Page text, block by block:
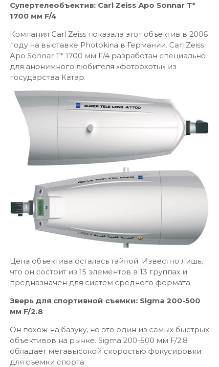
Супертелеобъектив: Carl Zeiss Apo Sonnar T*
1700 мм F/4
Компания Carl Zeiss показала этот объектив в 2006
году на выставке Photokina в Германии. Carl Zeiss
Apo Sonnar T* 1700 мм F/4 разработан специально
для анонимного любителя «фотоохоты» из
государства Катар.
Цена объектива осталась тайной. Известно лишь,
что он состоит из 15 элементов в 13 группах и
предназначен для систем среднего формата.
Зверь для спортивной съемки: Sigma 200-500
мм F/2.8
Он похож на базуку, но это один из самых быстрых
объективов на рынке. Sigma 200-500 мм F/2.8
обладает мегавысокой скоростью фокусировки
для съемки спорта.